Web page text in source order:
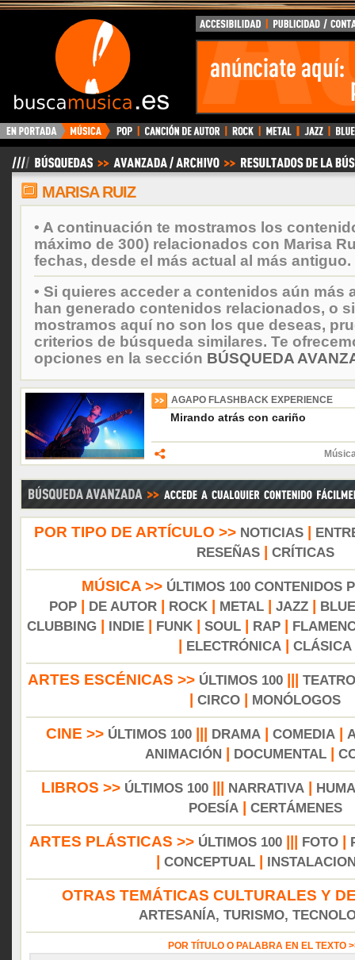
BuscaMusica.es
MARISA RUIZ
• A continuación te mostramos los
máximo de 300) relacionados con Marisa
fechas, desde el más actual al más antiguo.
• Si quieres acceder a contenidos aún más
han generado contenidos relacionados, o
mostramos aquí no son los que deseas,
criterios de búsqueda similares. Te
opciones en la sección BÚSQUEDA
AGAPO FLASHBACK EXPERIENCE
Mirando atrás con cariño
POR TIPO DE ARTÍCULO >> NOTICIAS|
RESEÑAS| CRÍTICAS
MÚSICA >> ÚLTIMOS 100 CONTENIDOS
POP
DE AUTOR ROCK METAL JAZZ
CLUBBING
INDIE FUNK SOUL RAP
ELECTRÓNICA CLÁSICA
ARTES ESCÉNICAS >> ÚLTIMOS 100||| TEATRO
CIRCO MONÓLOGOS
CINE >> ÚLTIMOS 100 DRAMA COMEDIA
ANIMACIÓN
DOCUMENTAL|
LIBROS >> ÚLTIMOS 100 NARRATIVA
POESÍA| CERTÁMENES
ARTES PLÁSTICAS >> ÚLTIMOS 100 FOTO
CONCEPTUAL
OTRAS TEMÁTICAS CULTURALES Y
ARTESANÍA, TURISMO,
POR TÍTULO O PALABRA EN EL TEXTO